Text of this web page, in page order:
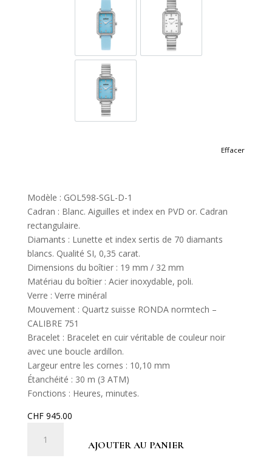
GOL598-SL-D-9AGOL598-SS-D-1
GOL598-SS-D-9A
Effacer
Modèle : GOL598-SGL-D-1
Cadran : Blanc. Aiguilles et index en PVD or. Cadran
rectangulaire.
Diamants : Lunette et index sertis de 70 diamants
blancs. Qualité SI, 0,35 carat.
Dimensions du boîtier : 19 mm / 32 mm
Matériau du boîtier : Acier inoxydable, poli.
Verre : Verre minéral
Mouvement : Quartz suisse RONDA normtech –
CALIBRE 751
Bracelet : Bracelet en cuir véritable de couleur noir
avec une boucle ardillon.
Largeur entre les cornes : 10,10 mm
Étanchéité : 30 m (3 ATM)
Fonctions : Heures, minutes.
CHF945.00
AJOUTER AU PANIER